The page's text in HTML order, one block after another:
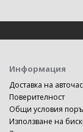
Информация
Доставка на
Поверителност
Общи условия
Използване на